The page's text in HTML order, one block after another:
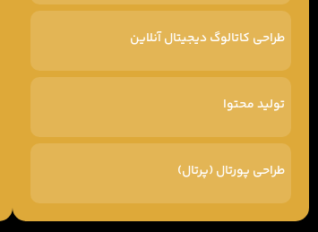
طراحی کاتالوگ دیجیتال آنلاین
تولید محتوا
طراحی پورتال (پرتال)